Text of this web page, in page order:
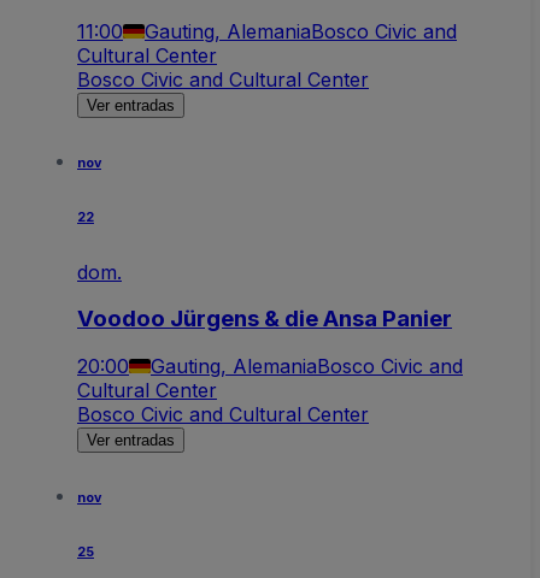
11:00 Gauting, AlemaniaBosco Civic and
Cultural Center
Bosco Civic and Cultural Center
Ver entradas
nov
22
dom.
Voodoo Jürgens & die Ansa Panier
20:00 Gauting, AlemaniaBosco Civic and
Cultural Center
Bosco Civic and Cultural Center
Ver entradas
nov
25